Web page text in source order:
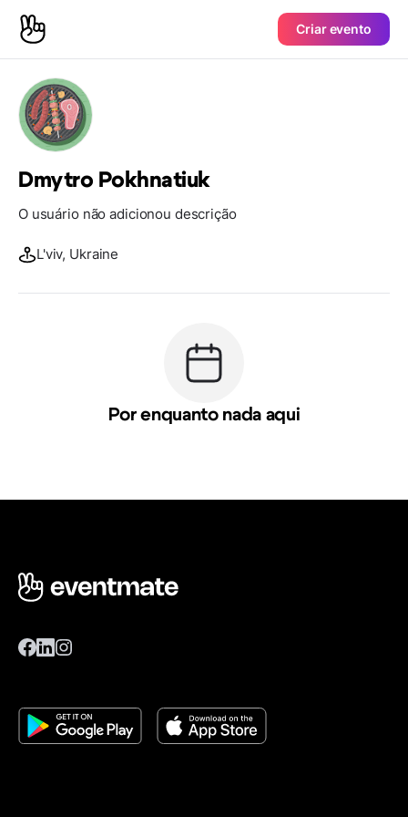
Criar evento
Dmytro Pokhnatiuk
O usuário não adicionou descrição
L'viv, Ukraine
Por enquanto nada aqui